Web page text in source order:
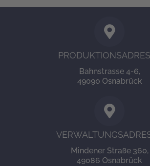
Bahnstrasse 4-6,
49090 Osnabrück
Mindener Straße 360,
49086 Osnabrück